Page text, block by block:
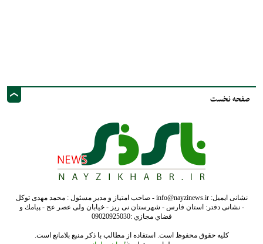
صفحه نخست
نشانی ایمیل: info@nayzinews.ir - صاحب امتیاز و مدیر مسئول : محمد مهدی توکل
- نشانی دفتر: استان فارس - شهرستان نی ریز - خیابان ولی عصر عج - پيامك و
فضاي مجازي :09020925030
کلیه حقوق محفوظ است. استفاده از مطالب با ذکر منبع بلامانع است.